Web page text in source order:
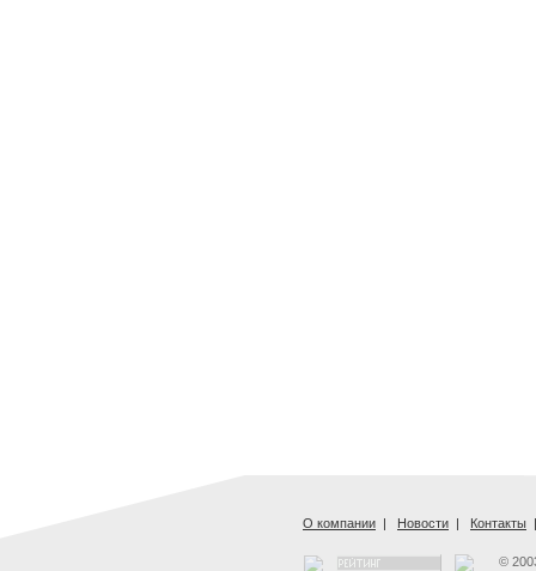
О компании | Новости | Контакты |
©